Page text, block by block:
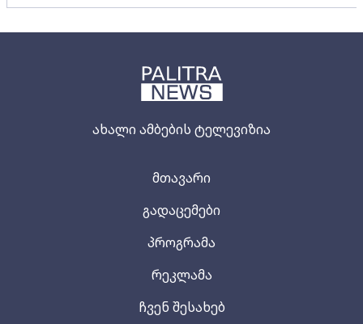
ახალი ამბების ტელევიზია
მთავარი
გადაცემები
პროგრამა
რეკლამა
ჩვენ შესახებ